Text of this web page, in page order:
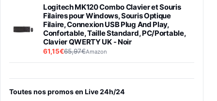
Logitech MK120 Combo Clavier et Souris
Filaires pour Windows, Souris Optique
Filaire, Connexion USB Plug And Play,
Confortable, Taille Standard, PC/Portable,
Clavier QWERTY UK - Noir
61,15€65,97€Amazon
entraénement direct 3 vitesses (33-45-78
trs/min) avec pre-ampli intégré et port USB
Toutes nos promos en Live 24h/24